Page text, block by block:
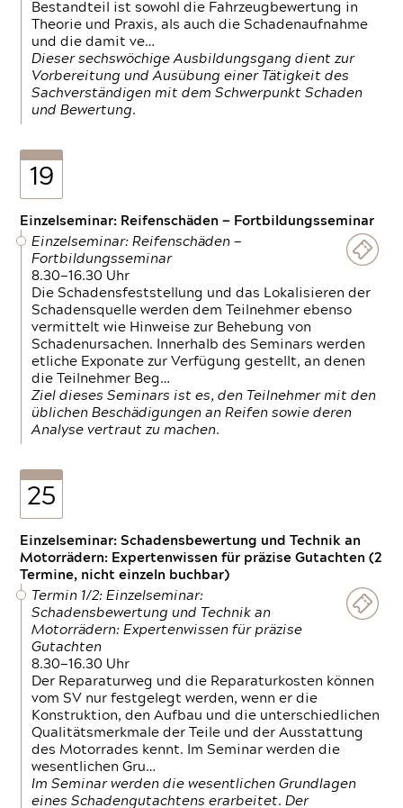
Bestandteil ist sowohl die Fahrzeugbewertung in
Theorie und Praxis, als auch die Schadenaufnahme
und die damit ve…
Dieser sechswöchige Ausbildungsgang dient zur
Vorbereitung und Ausübung einer Tätigkeit des
Sachverständigen mit dem Schwerpunkt Schaden
und Bewertung.
19
Einzelseminar: Reifenschäden — Fortbildungsseminar
Einzelseminar: Reifenschäden —
Fortbildungsseminar
8.30—16.30 Uhr
Die Schadensfeststellung und das Lokalisieren der
Schadensquelle werden dem Teilnehmer ebenso
vermittelt wie Hinweise zur Behebung von
Schadenursachen. Innerhalb des Seminars werden
etliche Exponate zur Verfügung gestellt, an denen
die Teilnehmer Beg…
Ziel dieses Seminars ist es, den Teilnehmer mit den
üblichen Beschädigungen an Reifen sowie deren
Analyse vertraut zu machen.
25
Einzelseminar: Schadensbewertung und Technik an
Motorrädern: Expertenwissen für präzise Gutachten (2
Termine, nicht einzeln buchbar)
Termin 1/2: Einzelseminar:
Schadensbewertung und Technik an
Motorrädern: Expertenwissen für präzise
Gutachten
8.30—16.30 Uhr
Der Reparaturweg und die Reparaturkosten können
vom SV nur festgelegt werden, wenn er die
Konstruktion, den Aufbau und die unterschiedlichen
Qualitätsmerkmale der Teile und der Ausstattung
des Motorrades kennt. Im Seminar werden die
wesentlichen Gru…
Im Seminar werden die wesentlichen Grundlagen
eines Schadengutachtens erarbeitet. Der